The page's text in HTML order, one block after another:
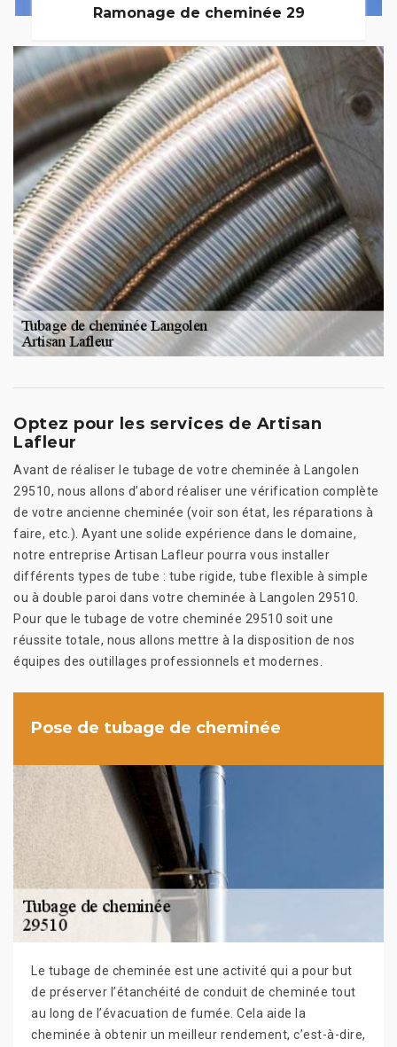
Ramonage de cheminée 29
Optez pour les services de Artisan
Lafleur
Avant de réaliser le tubage de votre cheminée à Langolen
29510, nous allons d’abord réaliser une vérification complète
de votre ancienne cheminée (voir son état, les réparations à
faire, etc.). Ayant une solide expérience dans le domaine,
notre entreprise Artisan Lafleur pourra vous installer
différents types de tube : tube rigide, tube flexible à simple
ou à double paroi dans votre cheminée à Langolen 29510.
Pour que le tubage de votre cheminée 29510 soit une
réussite totale, nous allons mettre à la disposition de nos
équipes des outillages professionnels et modernes.
Pose de tubage de cheminée
Le tubage de cheminée est une activité qui a pour but
de préserver l’étanchéité de conduit de cheminée tout
au long de l’évacuation de fumée. Cela aide la
cheminée à obtenir un meilleur rendement, c’est-à-dire,